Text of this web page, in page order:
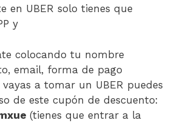
en UBER solo tienes que
y
colocando tu nombre
email, forma de pago
a tomar un UBER puedes
de este cupón de descuento:
(tienes que entrar a la